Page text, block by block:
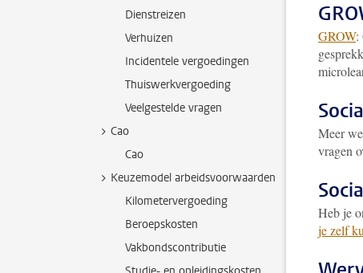
Dienstreizen
Verhuizen
Incidentele vergoedingen
Thuiswerkvergoeding
Veelgestelde vragen
Cao
Cao
Keuzemodel arbeidsvoorwaarden
Kilometervergoeding
Beroepskosten
Vakbondscontributie
GROW:
Meer
vragen
Heb je
je zelf